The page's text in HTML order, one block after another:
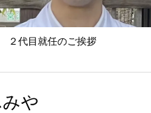
２代目就任のご挨拶
や